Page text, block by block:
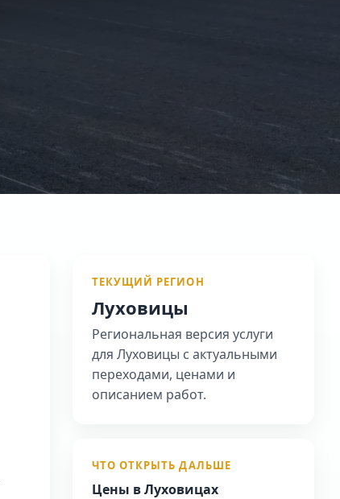
ТЕКУЩИЙ РЕГИОН
Луховицы
Региональная версия услуги
для Луховицы с актуальными
переходами, ценами и
описанием работ.
ЧТО ОТКРЫТЬ ДАЛЬШЕ
Цены в Луховицах